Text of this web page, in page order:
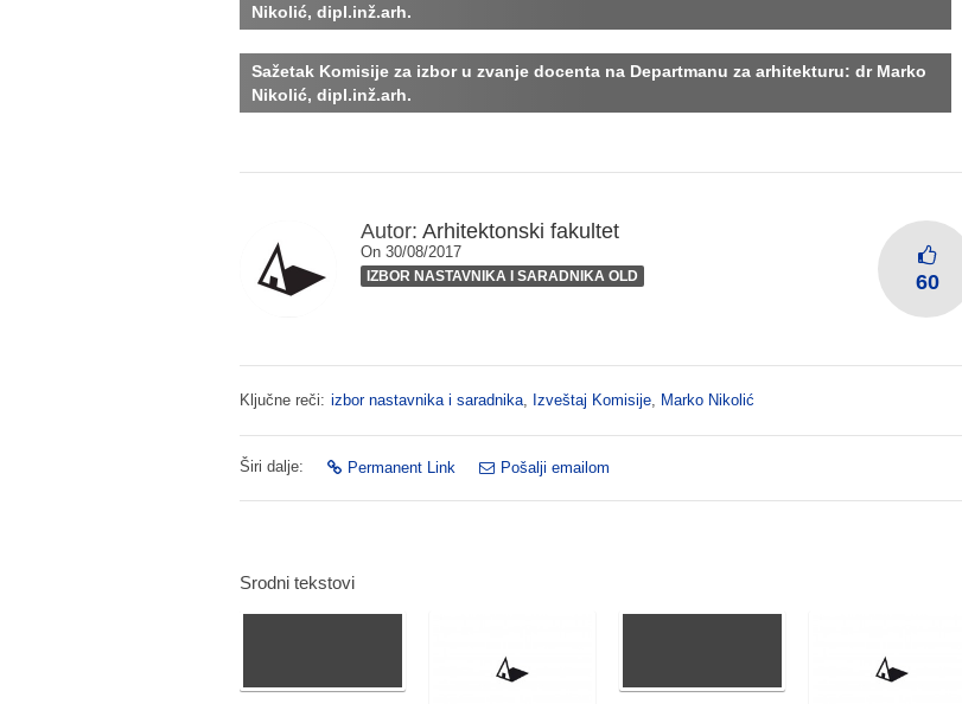
Nikolić, dipl.inž.arh.
Sažetak Komisije za izbor u zvanje docenta na Departmanu za arhitekturu: dr Marko
Nikolić, dipl.inž.arh.
Autor: Arhitektonski fakultet
On 30/08/2017
IZBOR NASTAVNIKA I SARADNIKA OLD 60
Ključne reči: izbor nastavnika i saradnika, Izveštaj Komisije, Marko Nikolić
Širi dalje: Permanent Link Pošalji emailom
Srodni tekstovi